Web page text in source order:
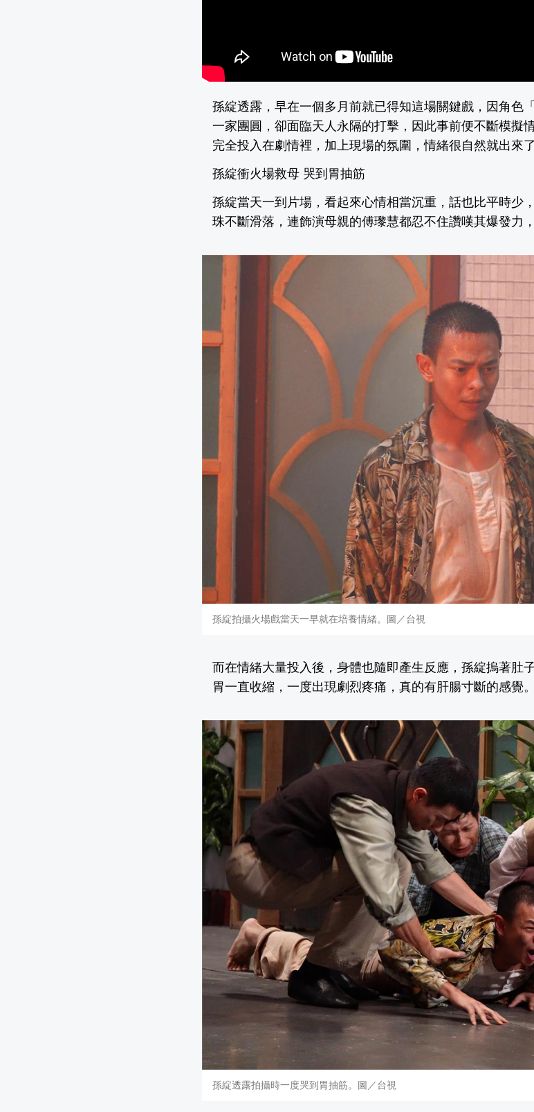
孫綻透露，早在一個多月前就已得知這場關鍵戲，因角色
一家團圓，卻面臨天人永隔的打擊，因此事前便不斷模擬
完全投入在劇情裡，加上現場的氛圍，情緒很自然就出來了
孫綻衝火場救母 哭到胃抽筋
孫綻當天一到片場，看起來心情相當沉重，話也比平時少
珠不斷滑落，連飾演母親的傅瓈慧都忍不住讚嘆其爆發力
孫綻拍攝火場戲當天一早就在培養情緒。圖／台視
而在情緒大量投入後，身體也隨即產生反應，孫綻摀著肚
胃一直收縮，一度出現劇烈疼痛，真的有肝腸寸斷的感覺。
孫綻透露拍攝時一度哭到胃抽筋。圖／台視